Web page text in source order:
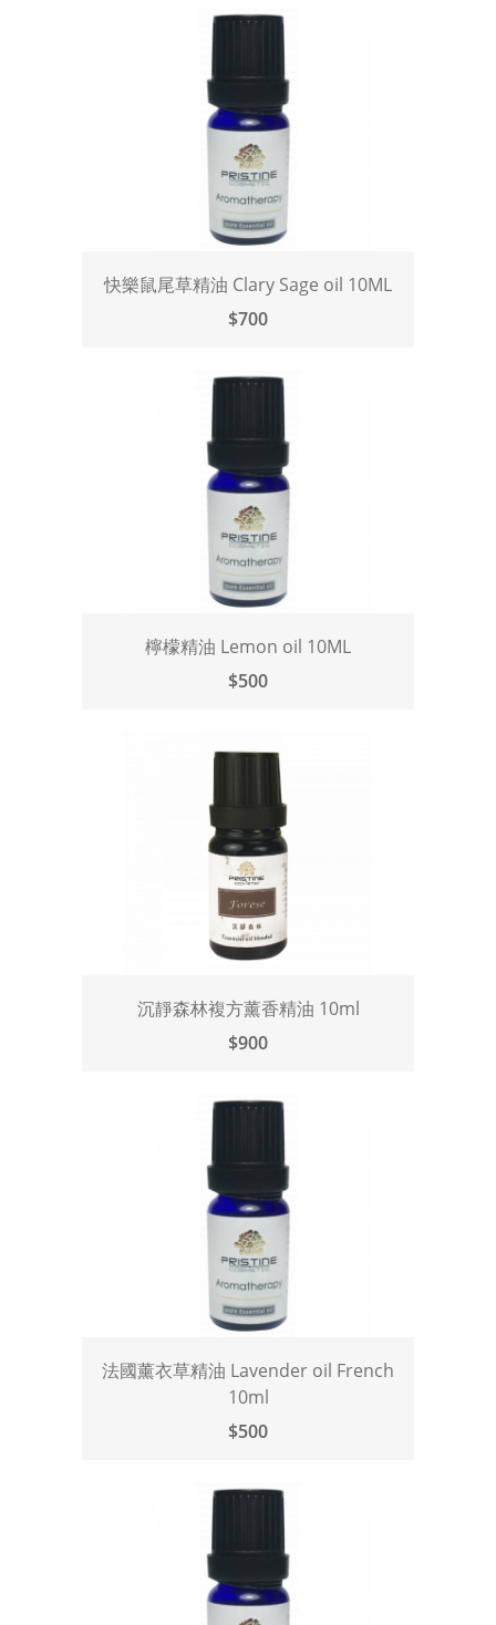
快樂鼠尾草精油 Clary Sage oil 10ML
$700
檸檬精油 Lemon oil 10ML
$500
沉靜森林複方薰香精油 10ml
$900
法國薰衣草精油 Lavender oil French
10ml
$500